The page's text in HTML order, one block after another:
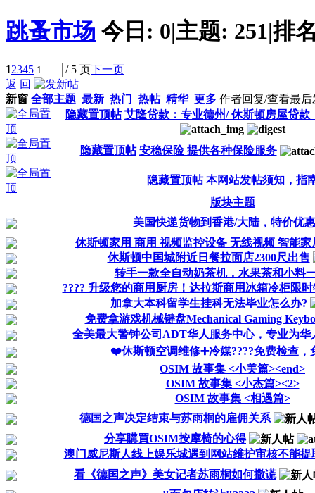
跳蚤市场 今日: 0|主题: 251|排
12345 / 5 页下一页
返 回
新窗 全部主题 最新 热门 热帖 精华 更多 作者回复/查看最后
隐藏置顶帖 艾隆贷款：专业德州/ 休斯顿房屋贷款
隐藏置顶帖 安稳保险 提供各种保险服务
隐藏置顶帖 本网站发帖须知，指
版块主题
美国快递货物到香港/大陆，特价优
休斯顿家用 商用 视频监控设备 无线视频 智能家
休斯顿中国城附近日餐拉面店2300尺出售
转手一款全自动奶茶机，水果茶和小料
???? 升级您的商用厨房！达拉斯商用冰箱冷柜限
加拿大本科留学生挂科无法毕业怎么办?
免费拿游戏机械键盘Mechanical Gaming
全美最大警钟公司ADT华人服务中心，专业为华
❤️休斯顿空调维修➕冷媒????免费检查，
OSIM 故事集 <小美篇><end>
OSIM 故事集 <小杰篇><2>
OSIM 故事集 <相遇篇>
德国之声决定结束与苏雨桐的雇佣关系
分享購買OSIM按摩椅的心得
澳门威尼斯人线上娱乐城遇到网站维护审核不能提
看《德国之声》美女记者苏雨桐如何撒谎